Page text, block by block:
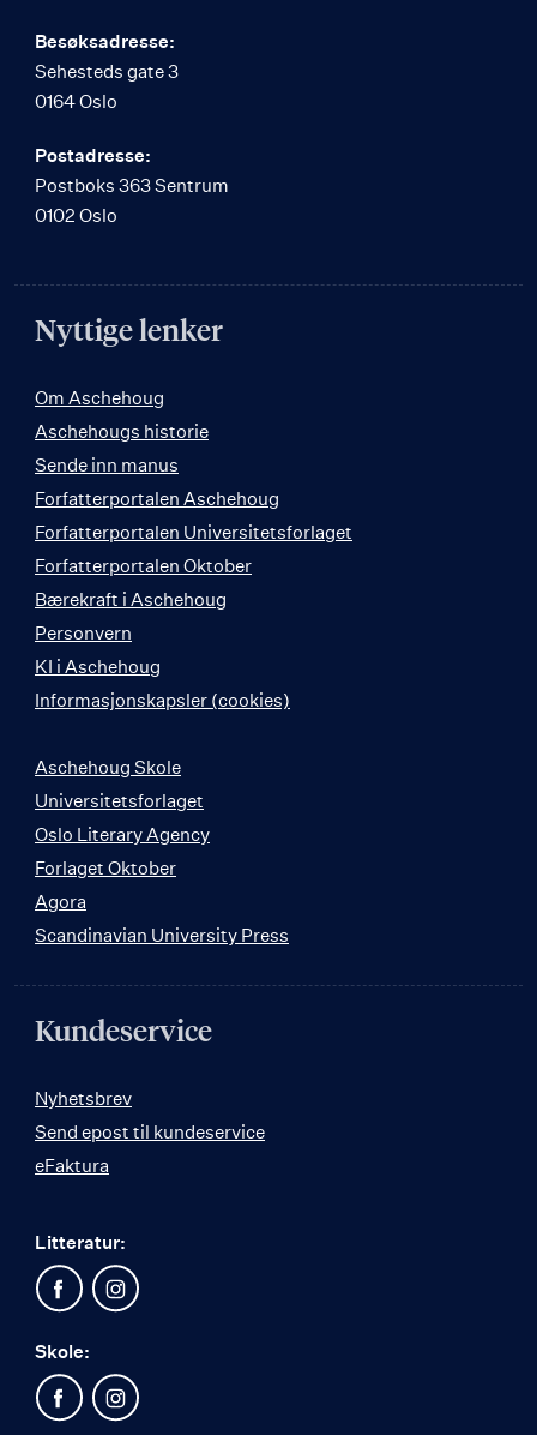
Besøksadresse:
Sehesteds gate 3
0164 Oslo
Postadresse:
Postboks 363 Sentrum
0102 Oslo
Nyttige lenker
Om Aschehoug
Aschehougs historie
Sende inn manus
Forfatterportalen Aschehoug
Forfatterportalen Universitetsforlaget
Forfatterportalen Oktober
Bærekraft i Aschehoug
Personvern
KI i Aschehoug
Informasjonskapsler (cookies)
Aschehoug Skole
Universitetsforlaget
Oslo Literary Agency
Forlaget Oktober
Agora
Scandinavian University Press
Kundeservice
Nyhetsbrev
Send epost til kundeservice
eFaktura
Litteratur:
Skole: